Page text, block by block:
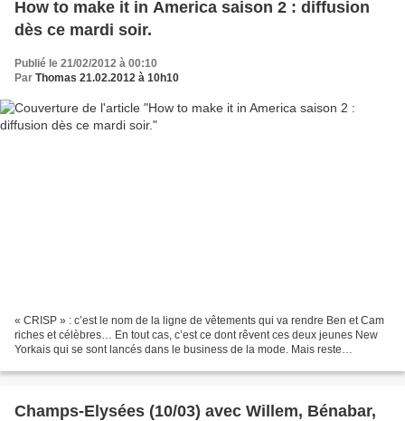
How to make it in America saison 2 : diffusion
dès ce mardi soir.
Publié le 21/02/2012 à 00:10
Par Thomas 21.02.2012 à 10h10
« CRISP » : c’est le nom de la ligne de vêtements qui va rendre Ben et Cam
riches et célèbres… En tout cas, c’est ce dont rêvent ces deux jeunes New
Yorkais qui se sont lancés dans le business de la mode. Mais reste
Champs-Elysées (10/03) avec Willem, Bénabar,